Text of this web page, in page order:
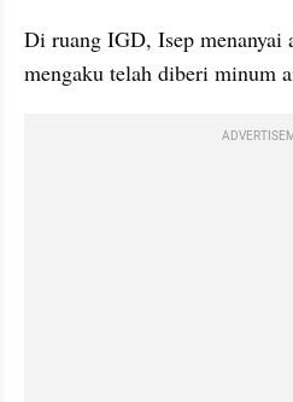
Di ruang IGD, Isep menanyai
mengaku telah diberi minum